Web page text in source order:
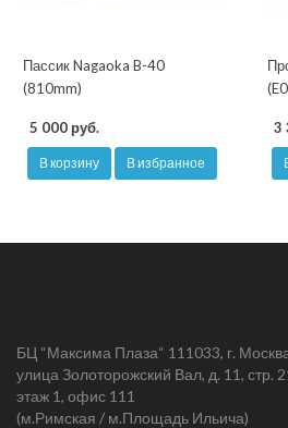
Пассик Nagaoka B-40
(810mm)
5 000 руб.
В корзину В избранное
3
БЦ “Максима Плаза“ 111033, г.
улица Золоторожский Вал, д. 11, стр.
этаж 1, офис 111
(м.Римская / м.Площадь Ильича)